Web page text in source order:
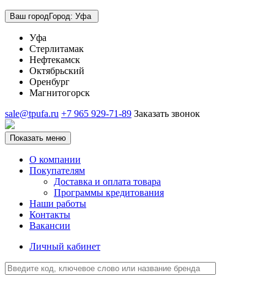
Ваш городГород: Уфа
Уфа
Стерлитамак
Нефтекамск
Октябрьский
Оренбург
Магнитогорск
sale@tpufa.ru +7 965 929-71-89 Заказать звонок
Показать меню
О компании
Покупателям
Доставка и оплата товара
Программы кредитования
Наши работы
Контакты
Вакансии
Личный кабинет